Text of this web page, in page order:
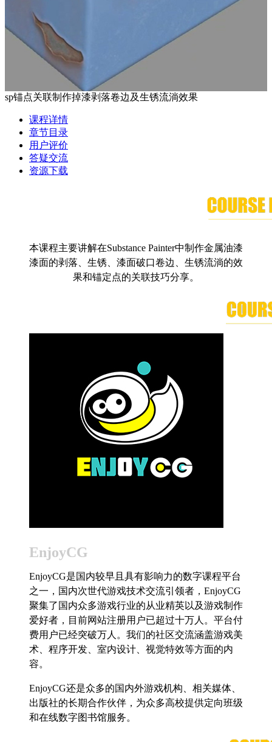
sp锚点关联制作掉漆剥落卷边及生锈流淌效果
课程详情
章节目录
用户评价
答疑交流
资源下载
本课程主要讲解在Substance Painter中制作金属油漆
漆面的剥落、生锈、漆面破口卷边、生锈流淌的效
果和锚定点的关联技巧分享。
EnjoyCG
EnjoyCG是国内较早且具有影响力的数字课程平台
之一，国内次世代游戏技术交流引领者，EnjoyCG
聚集了国内众多游戏行业的从业精英以及游戏制作
爱好者，目前网站注册用户已超过十万人。平台付
费用户已经突破万人。我们的社区交流涵盖游戏美
术、程序开发、室内设计、视觉特效等方面的内
容。
EnjoyCG还是众多的国内外游戏机构、相关媒体、
出版社的长期合作伙伴，为众多高校提供定向班级
和在线数字图书馆服务。